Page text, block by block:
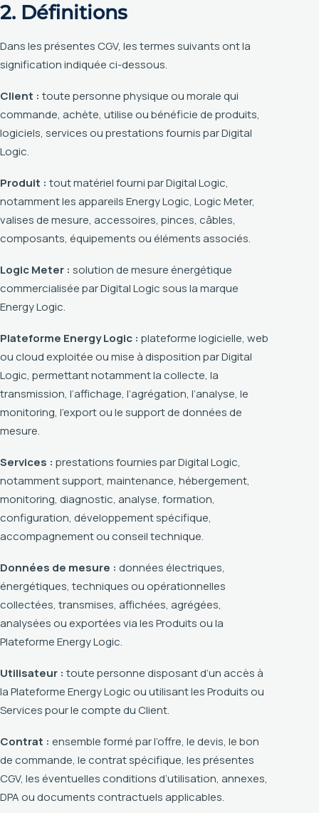
2. Définitions
Dans les présentes CGV, les termes suivants ont la
signification indiquée ci-dessous.
Client : toute personne physique ou morale qui
commande, achète, utilise ou bénéficie de produits,
logiciels, services ou prestations fournis par Digital
Logic.
Produit : tout matériel fourni par Digital Logic,
notamment les appareils Energy Logic, Logic Meter,
valises de mesure, accessoires, pinces, câbles,
composants, équipements ou éléments associés.
Logic Meter : solution de mesure énergétique
commercialisée par Digital Logic sous la marque
Energy Logic.
Plateforme Energy Logic : plateforme logicielle, web
ou cloud exploitée ou mise à disposition par Digital
Logic, permettant notamment la collecte, la
transmission, l’affichage, l’agrégation, l’analyse, le
monitoring, l’export ou le support de données de
mesure.
Services : prestations fournies par Digital Logic,
notamment support, maintenance, hébergement,
monitoring, diagnostic, analyse, formation,
configuration, développement spécifique,
accompagnement ou conseil technique.
Données de mesure : données électriques,
énergétiques, techniques ou opérationnelles
collectées, transmises, affichées, agrégées,
analysées ou exportées via les Produits ou la
Plateforme Energy Logic.
Utilisateur : toute personne disposant d’un accès à
la Plateforme Energy Logic ou utilisant les Produits ou
Services pour le compte du Client.
Contrat : ensemble formé par l’offre, le devis, le bon
de commande, le contrat spécifique, les présentes
CGV, les éventuelles conditions d’utilisation, annexes,
DPA ou documents contractuels applicables.